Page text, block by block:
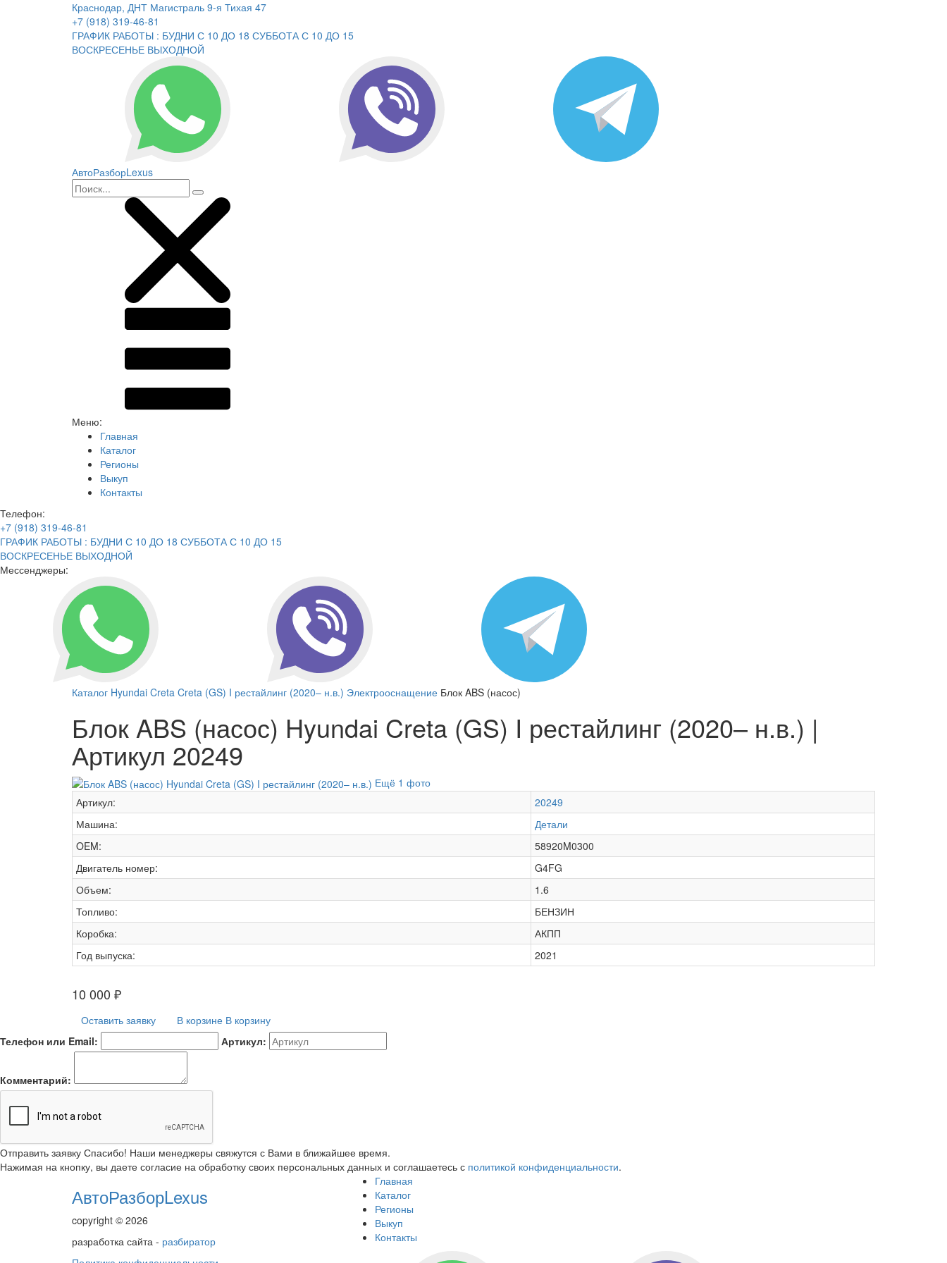
Краснодар, ДНТ Магистраль 9-я Тихая 47
+7 (918) 319-46-81
ГРАФИК РАБОТЫ : БУДНИ С 10 ДО 18 СУББОТА С 10 ДО 15
ВОСКРЕСЕНЬЕ ВЫХОДНОЙ
АвтоРазборLexus
Меню:
Главная
Каталог
Регионы
Выкуп
Контакты
Телефон:
+7 (918) 319-46-81
ГРАФИК РАБОТЫ : БУДНИ С 10 ДО 18 СУББОТА С 10 ДО 15
ВОСКРЕСЕНЬЕ ВЫХОДНОЙ
Мессенджеры:
Каталог Hyundai Creta Creta (GS) I рестайлинг (2020– н.в.) Электрооснащение Блок ABS (насос)
Блок ABS (насос) Hyundai Creta (GS) I рестайлинг (2020– н.в.) |
Артикул 20249
Ещё 1 фото
Артикул:
20249
Машина:
Детали
OEM:
58920M0300
Двигатель номер:
G4FG
Объем:
1.6
Топливо:
БЕНЗИН
Коробка:
АКПП
Год выпуска:
2021
10 000 ₽
Оставить заявку В корзине В корзину
Телефон или Email:
Артикул:
Комментарий:
Отправить заявку Спасибо! Наши менеджеры свяжутся с Вами в ближайшее время.
Нажимая на кнопку, вы даете согласие на обработку своих персональных данных и соглашаетесь с политикой конфиденциальности.
АвтоРазборLexus
copyright © 2026
разработка сайта - разбиратор
Главная
Каталог
Регионы
Выкуп
Контакты